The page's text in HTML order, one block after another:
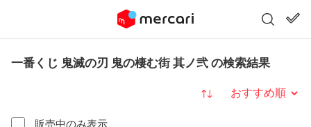
一番くじ 鬼滅の刃 鬼の棲む街 其ノ弐 の検索結果
販売中のみ表示
並び替え